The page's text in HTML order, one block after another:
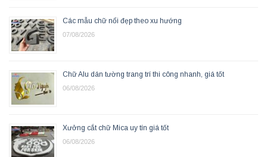
Các mẫu chữ nổi đẹp theo xu hướng
07/08/2026
Chữ Alu dán tường trang trí thi công nhanh, giá tốt
06/08/2026
Xưởng cắt chữ Mica uy tín giá tốt
06/08/2026